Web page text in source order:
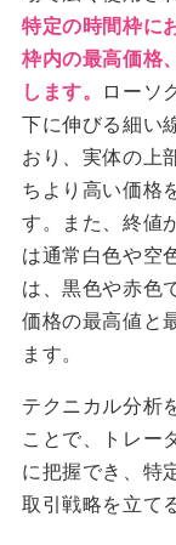
特定の時間枠に
枠内の最高価格
します。
ローソ
下に伸びる細い
おり、実体の上
ちより高い価格
す。また、終値
は通常白色や空
は、黒色や赤色
価格の最高値と
ます。
テクニカル分析
ことで、トレー
に把握でき、特
取引戦略を立て